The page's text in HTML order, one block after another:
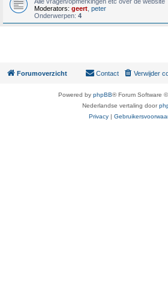
Moderators: geert peter
Onderwerpen: 4
Forumoverzicht Verwijder
Contact
Powered by phpBB® Forum Software
Nederlandse vertaling door
Privacy |